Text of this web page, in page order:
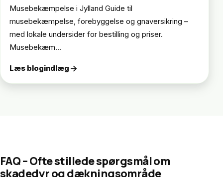
Musebekæmpelse i Jylland Guide til
musebekæmpelse, forebyggelse og gnaversikring –
med lokale undersider for bestilling og priser.
Musebekæm...
Læs blogindlæg arrow_forward
FAQ – Ofte stillede spørgsmål om
skadedyr og dækningsområde